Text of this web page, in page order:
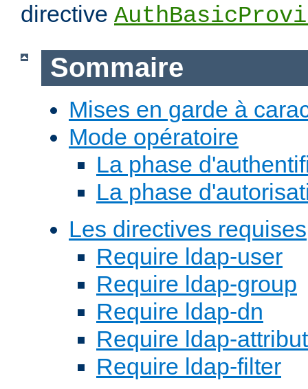
directive
Sommaire
Mises en garde à
Mode opératoire
La phase
La phase
Les directives requises
Require ldap-user
Require ldap-group
Require ldap-dn
Require ldap-
Require ldap-filter